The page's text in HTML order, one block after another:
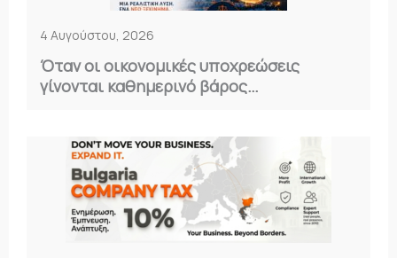
4 Αυγούστου, 2026
Όταν οι οικονομικές υποχρεώσεις
γίνονται καθημερινό βάρος…